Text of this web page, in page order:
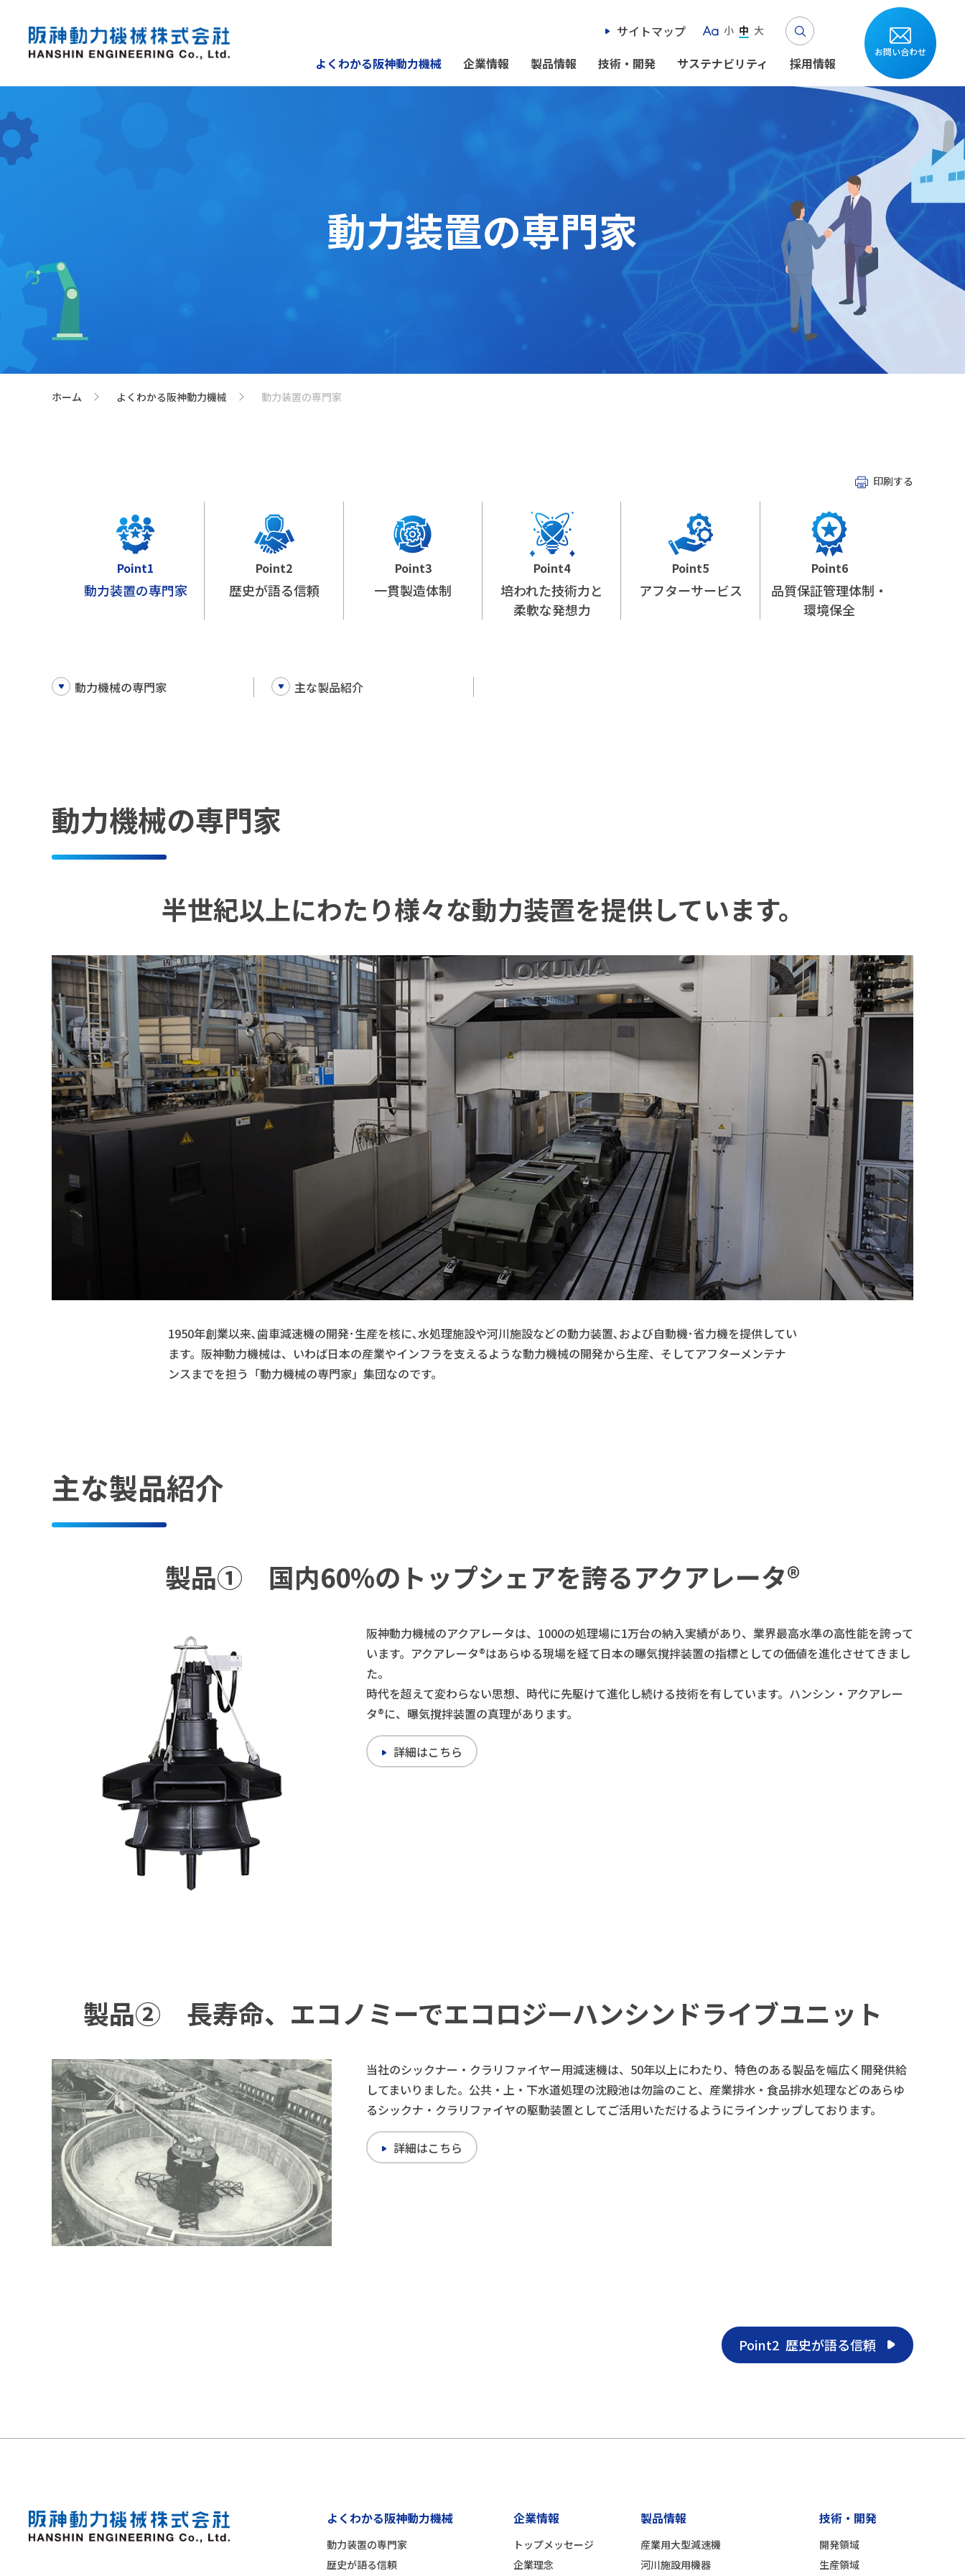
サイトマップ 小 中 大
よくわかる阪神動力機械 企業情報 製品情報 技術・開発 サステナビリティ 採用情報
お問い合わせ
動力装置の専門家
ホーム よくわかる阪神動力機械 動力装置の専門家
印刷する
Point1
動力装置の専門家
Point2
歴史が語る信頼
Point3
一貫製造体制
Point4
培われた技術力と
柔軟な発想力
Point5
アフターサービス
Point6
品質保証管理体制・
環境保全
動力機械の専門家 主な製品紹介
動力機械の専門家
半世紀以上にわたり様々な動力装置を提供しています。
1950年創業以来､歯車減速機の開発･生産を核に､水処理施設や河川施設などの動力装置､および自動機･省力機を提供してい
ます。阪神動力機械は、いわば日本の産業やインフラを支えるような動力機械の開発から生産、そしてアフターメンテナ
ンスまでを担う「動力機械の専門家」集団なのです。
主な製品紹介
製品① 国内60%のトップシェアを誇るアクアレータ®
阪神動力機械のアクアレータは、1000の処理場に1万台の納入実績があり、業界最高水準の高性能を誇って
います。アクアレータ®はあらゆる現場を経て日本の曝気撹拌装置の指標としての価値を進化させてきまし
た。
時代を超えて変わらない思想、時代に先駆けて進化し続ける技術を有しています。ハンシン・アクアレー
タ®に、曝気撹拌装置の真理があります。
詳細はこちら
製品② 長寿命、エコノミーでエコロジーハンシンドライブユニット
当社のシックナー・クラリファイヤー用減速機は、50年以上にわたり、特色のある製品を幅広く開発供給
してまいりました。公共・上・下水道処理の沈殿池は勿論のこと、産業排水・食品排水処理などのあらゆ
るシックナ・クラリファイヤの駆動装置としてご活用いただけるようにラインナップしております。
詳細はこちら
Point2 歴史が語る信頼
よくわかる阪神動力機械
動力装置の専門家
歴史が語る信頼
企業情報
トップメッセージ
企業理念
製品情報
産業用大型減速機
河川施設用機器
技術・開発
開発領域
生産領域